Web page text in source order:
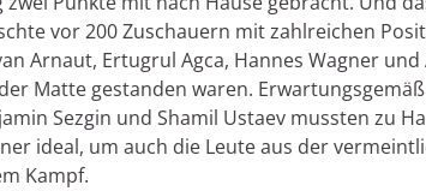
vor 200 Zuschauern mit zahlreichen
Arnaut, Ertugrul Agca, Hannes Wagner
Matte gestanden waren.
Sezgin und Shamil Ustaev mussten zu
ideal, um auch die Leute aus der
Kampf.